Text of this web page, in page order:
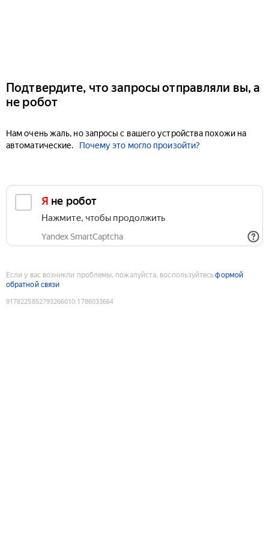
Подтвердите, что запросы отправляли вы, а
не робот
Нам очень жаль, но запросы с вашего устройства похожи на
автоматические.
Почему это могло произойти?
Я не робот
Нажмите, чтобы продолжить
Yandex SmartCaptcha
Если у вас возникли проблемы, пожалуйста, воспользуйтесьформой
обратной связи
9178225852793266010:1786033664